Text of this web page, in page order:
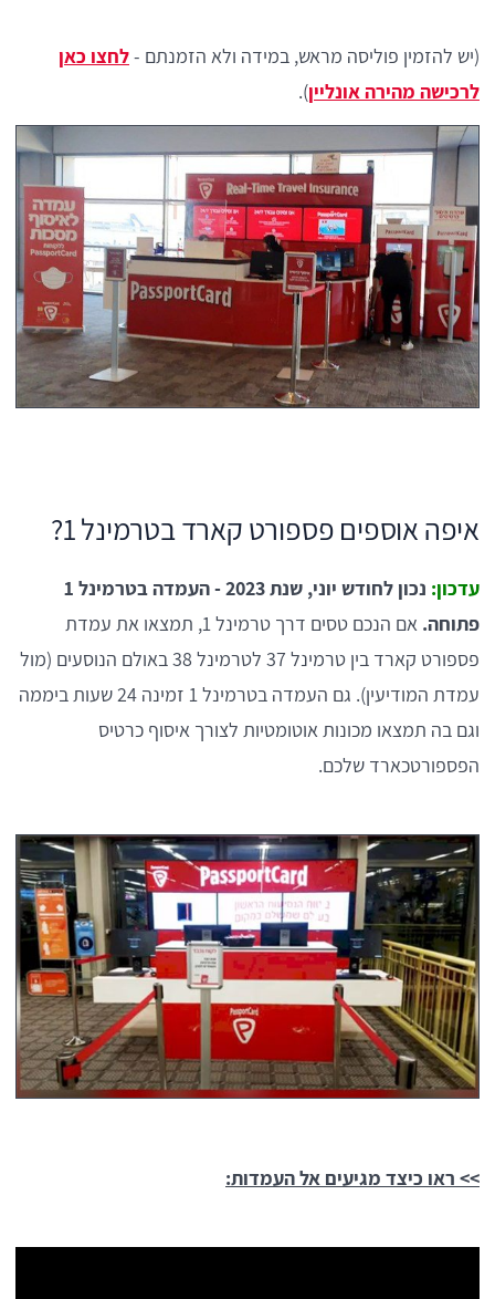
(יש להזמין פוליסה מראש, במידה ולא הזמנתם -לחצו כאן
לרכישה מהירה אונליין).
איפה אוספים פספורט קארד בטרמינל 1?
עדכון:
נכון לחודש יוני, שנת 2023 - העמדה בטרמינל 1
פתוחה.
אם הנכם טסים דרך טרמינל 1, תמצאו את עמדת
פספורט קארד בין טרמינל 37 לטרמינל 38 באולם הנוסעים (מול
עמדת המודיעין). גם העמדה בטרמינל 1 זמינה 24 שעות ביממה
וגם בה תמצאו מכונות אוטומטיות לצורך איסוף כרטיס
הפספורטכארד שלכם.
>> ראו כיצד מגיעים אל העמדות: